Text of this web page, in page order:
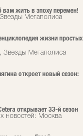
вам жить в эпоху перемен!
Мегаполиса
жизни простых
Звезды Мегаполиса
откроет новый сезон:
открывает 33-й сезон
новостей: Москва